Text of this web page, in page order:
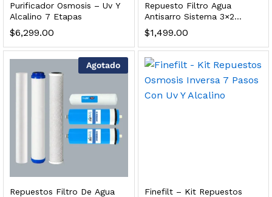
Purificador Osmosis – Uv Y
Alcalino 7 Etapas
$6,299.00
Repuesto Filtro Agua
Antisarro Sistema 3×2
Jumbo Color Azul
$1,499.00
Agotado
Repuestos Filtro De Agua
Finefilt – Kit Repuestos
L/h, con filtración Welltek WT-WFS600-3S
Leer más
grifo y filtración Welltek WT-PWDF-600A
Leer más